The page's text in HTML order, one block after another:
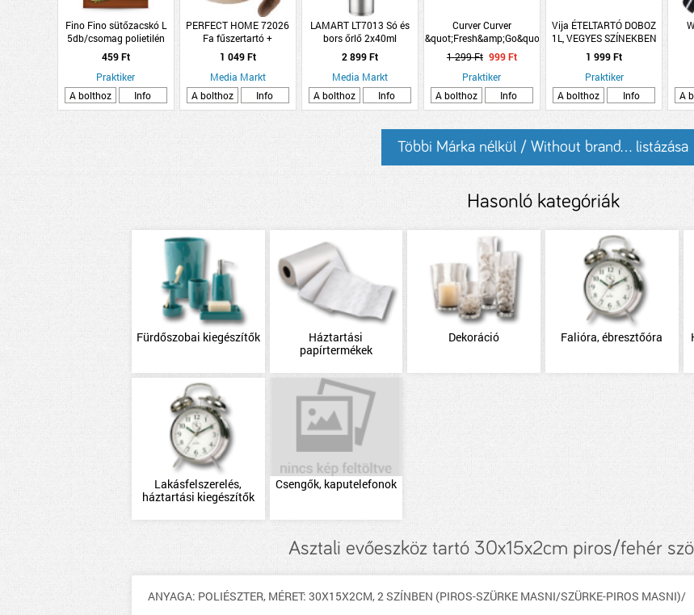
Fino Fino sütőzacskó L
5db/csomag polietilén
459 Ft
Praktiker
A bolthoz
Info
PERFECT HOME 72026
Fa fűszertartó +
szalvétatartó
1 049 Ft
Media Markt
A bolthoz
Info
LAMART LT7013 Só és
bors őrlő 2x40ml
2 899 Ft
Media Markt
A bolthoz
Info
Curver Curver
&quot;Fresh&amp;Go&quot;
szögletes ételtartó szett
3x0,8l 11x15,5x15,5cm
műanyag
1 299 Ft 999 Ft
Praktiker
A bolthoz
Info
Vija ÉTELTARTÓ DOBOZ
1L, VEGYES SZÍNEKBEN
M-1064
1 999 Ft
Praktiker
A bolthoz
Info
A
Többi Márka nélkül / Without brand... listázása
Hasonló kategóriák
Fürdőszobai kiegészítők
Háztartási
papírtermékek
Dekoráció Falióra, ébresztőóra
Lakásfelszerelés,
háztartási kiegészítők
Csengők, kaputelefonok
Asztali evőeszköz tartó 30x15x2cm piros/fehér
ANYAGA: POLIÉSZTER, MÉRET: 30X15X2CM, 2 SZÍNBEN (PIROS-SZÜRKE MASNI/SZÜRKE-PIROS MASNI)/